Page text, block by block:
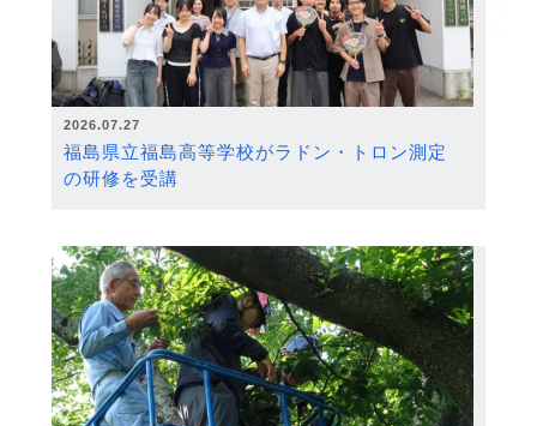
2026.07.27
福島県立福島高等学校がラドン・トロン測定
の研修を受講